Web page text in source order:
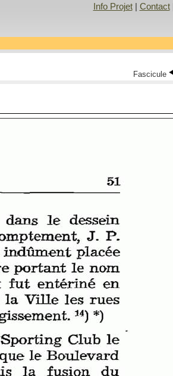
Info Projet| Contact|
Fascicule